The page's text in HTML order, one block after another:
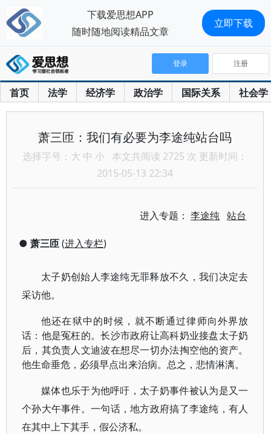
首页 法学 经济学 政治学 国际关系 社会学
登录 注册
萧三匝：我们有必要为李途纯站台吗
选择字号： 大 中 小 本文共阅读 2725 次 更新时间：
2015-05-13 22:34
进入专题：李途纯 站台
● 萧三匝(进入专栏)
太子奶创始人李途纯无罪释放不久，我们决定去
采访他。
他还在狱中的时候，就不断通过律师向外界放
话：他是冤枉的。长沙市政府让高科奶业接盘太子奶
后，其负责人文迪波在想尽一切办法掏空他的资产。
他生命垂危，必须早点出来治病。总之，悲情淋漓。
媒体也乐于为他呼吁，太子奶事件被认为是又一
个孙大午事件。一句话，地方政府搞了李途纯，有人
在其中上下其手，假公济私。
下载爱思想APP
随时随地阅读精品文章
立即下载